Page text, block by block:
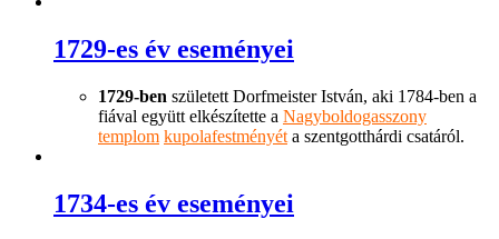
1729-es év eseményei
1729-ben született Dorfmeister István, aki 1784-ben a
fiával együtt elkészítette a Nagyboldogasszony
templom kupolafestményét a szentgotthárdi csatáról.
1734-es év eseményei